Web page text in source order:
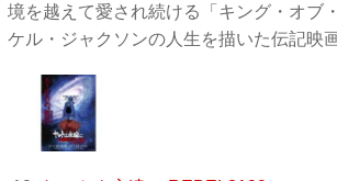
境を越えて愛され続ける「キング・オブ
ケル・ジャクソンの人生を描いた伝記映